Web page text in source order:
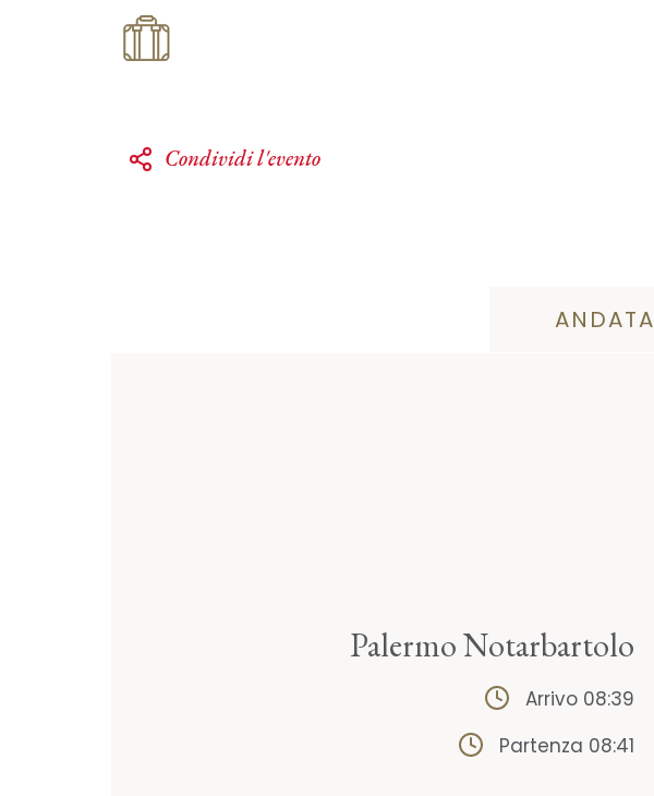
Condividi l'evento
ANDATA
Palermo Notarbartolo
Arrivo 08:39
Partenza 08:41